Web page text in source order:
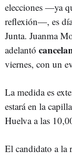
elecciones —ya
reflexión—, es
Junta. Juanma
adelantó
viernes, con un
La medida es
estará en la
Huelva a las
El candidato a la